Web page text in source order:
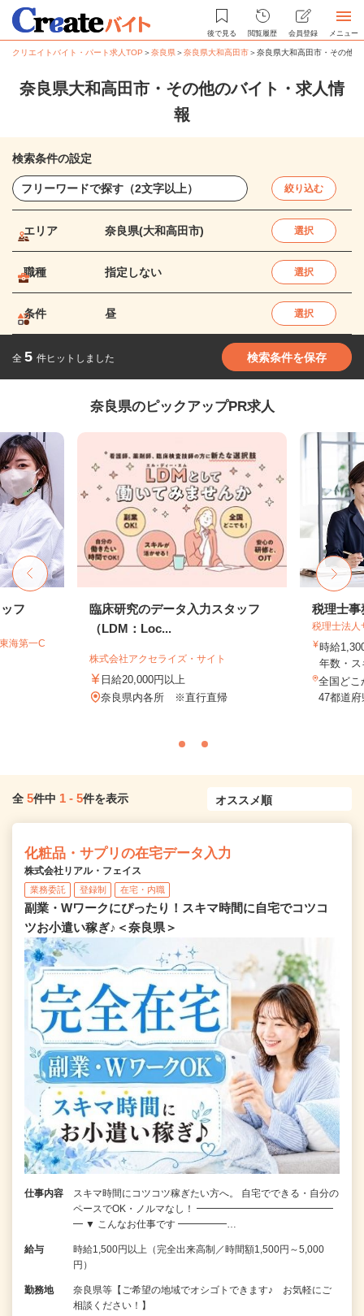
後で見る 閲覧履歴 会員登録 メニュー
クリエイトバイト・パート求人TOP ＞奈良県＞奈良県大和高田市＞奈良県大和高田市・その他
奈良県大和高田市・その他のバイト・求人情
報
検索条件の設定
絞り込む
エリア 奈良県(大和高田市) 選択
職種 指定しない 選択
条件 昼 選択
全 5 件ヒットしました 検索条件を保存
奈良県のピックアップPR求人
フ
海第一C
臨床研究のデータ入力スタッフ
（LDM：Loc...
株式会社アクセライズ・サイト
日給20,000円以上
奈良県内各所 ※直行直帰
税理士事
税理士法人
時給
年数・
全国どこ
47都道
全 5件中 1 - 5件を表示
化粧品・サプリの在宅データ入力
株式会社リアル・フェイス
業務委託 登録制 在宅・内職
副業・Wワークにぴったり！スキマ時間に自宅でコツコ
ツお小遣い稼ぎ♪＜奈良県＞
仕事内容
スキマ時間にコツコツ稼ぎたい方へ。 自宅でできる・自分の
ペースでOK・ノルマなし！ ━━━━━━━━━━━━━━
━ ▼ こんなお仕事です ━━━━━…
給与
時給1,500円以上（完全出来高制／時間額1,500円～5,000
円）
勤務地
奈良県等【ご希望の地域でオシゴトできます♪ お気軽にご
相談ください！】